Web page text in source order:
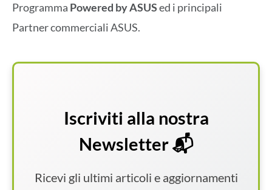
Programma Powered by ASUSed i principali
Partner commerciali ASUS.
Iscriviti alla nostra
Newsletter 📬
Ricevi gli ultimi articoli e aggiornamenti